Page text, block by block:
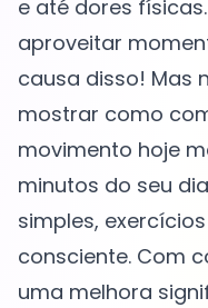
e até dores
aproveitar
causa disso! Mas
mostrar como
movimento hoje
minutos do seu
simples,
consciente. Com
uma melhora